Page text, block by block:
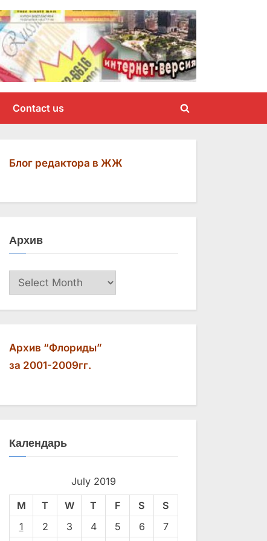
Contact us
Toggle
Блог редактора в ЖЖ
Архив
Архив
Архив “Флориды”
за 2001-2009гг.
Календарь
July 2019
M T W T F S
S
1
2 3 4 5 6 7